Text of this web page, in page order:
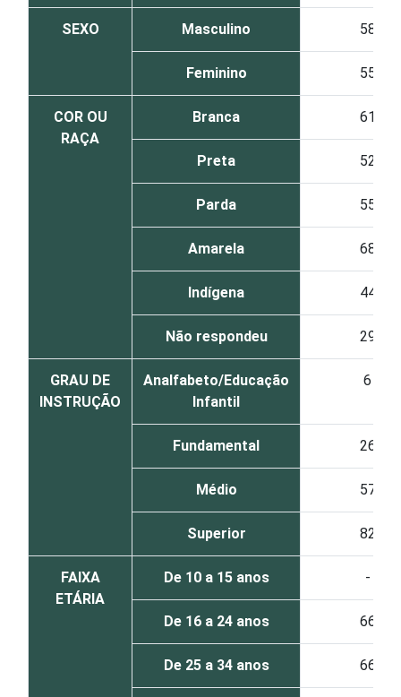
SEXO Masculino 58
Feminino 55
COR OU
RAÇA
Branca 61
Preta 52
Parda 55
Amarela 68
Indígena 44
Não respondeu 29
GRAU DE
INSTRUÇÃO
Analfabeto/Educação
Infantil
6
Fundamental 26
Médio 57
Superior 82
FAIXA
ETÁRIA
De 10 a 15 anos -
De 16 a 24 anos 66
De 25 a 34 anos 66